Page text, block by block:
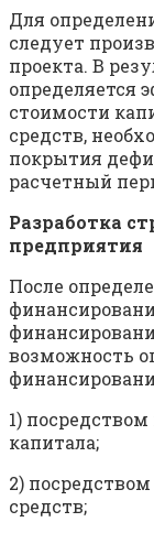
Для
следует
проекта. В
определяется
стоимости
средств,
покрытия
расчетный
Разработка
предприятия
После
возможность
1)
капитала;
2)
средств;